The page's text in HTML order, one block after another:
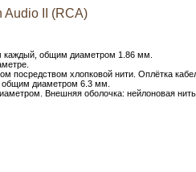
Audio II (RCA)
каждый, общим диаметром 1.86 мм.
посредством хлопковой нити. Оплётка
диаметром 6.3 мм.
Внешняя оболочка: нейлоновая